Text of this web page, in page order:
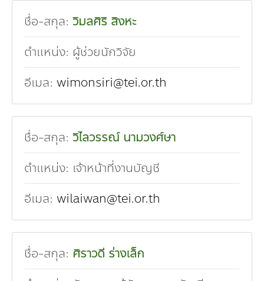
ชื่อ-สกุล: วิมลศิริ สิงหะ
ตำแหน่ง: ผู้ช่วยนักวิจัย
อีเมล: wimonsiri@tei.or.th
ชื่อ-สกุล: วิไลวรรณ์ นามวงศ์ษา
ตำแหน่ง: เจ้าหน้าที่งานบัญชี
อีเมล: wilaiwan@tei.or.th
ชื่อ-สกุล: ศิราวดี ร่างเล็ก